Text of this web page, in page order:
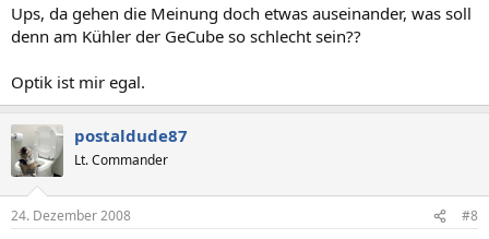
Ups, da gehen die Meinung doch etwas auseinander, was soll
denn am Kühler der GeCube so schlecht sein??
Optik ist mir egal.
postaldude87
Lt. Commander
24. Dezember 2008 #8